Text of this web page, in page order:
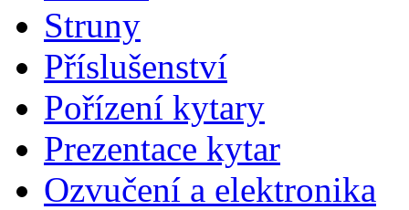
Struny
Příslušenství
Pořízení kytary
Prezentace kytar
Ozvučení a elektronika